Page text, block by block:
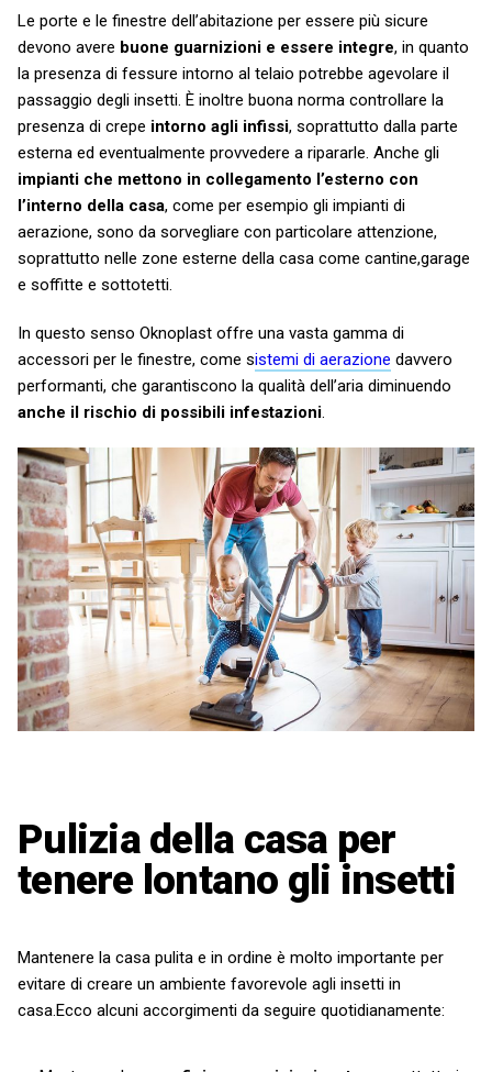
Le porte e le finestre dell’abitazione per essere più sicure
devono avere buone guarnizioni e essere integre, in quanto
la presenza di fessure intorno al telaio potrebbe agevolare il
passaggio degli insetti. È inoltre buona norma controllare la
presenza di crepe intorno agli infissi, soprattutto dalla parte
esterna ed eventualmente provvedere a ripararle. Anche gli
impianti che mettono in collegamento l’esterno con
l’interno della casa, come per esempio gli impianti di
aerazione, sono da sorvegliare con particolare attenzione,
soprattutto nelle zone esterne della casa come cantine,garage
e soffitte e sottotetti.
In questo senso Oknoplast offre una vasta gamma di
accessori per le finestre, come sistemi di aerazione davvero
performanti, che garantiscono la qualità dell’aria diminuendo
anche il rischio di possibili infestazioni.
Pulizia della casa per
tenere lontano gli insetti
Mantenere la casa pulita e in ordine è molto importante per
evitare di creare un ambiente favorevole agli insetti in
casa.Ecco alcuni accorgimenti da seguire quotidianamente: